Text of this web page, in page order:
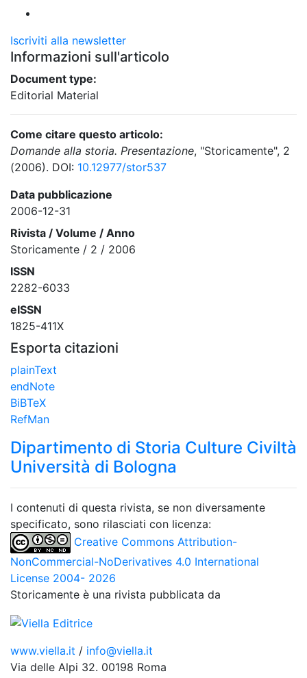
Iscriviti alla newsletter
Informazioni sull'articolo
Document type:
Editorial Material
Come citare questo articolo:
Domande alla storia. Presentazione, "Storicamente", 2
(2006). DOI: 10.12977/stor537
Data pubblicazione
2006-12-31
Rivista / Volume / Anno
Storicamente / 2 / 2006
ISSN
2282-6033
eISSN
1825-411X
Esporta citazioni
plainText
endNote
BiBTeX
RefMan
Dipartimento di Storia Culture Civiltà
Università di Bologna
I contenuti di questa rivista, se non diversamente
specificato, sono rilasciati con licenza:
Creative Commons Attribution-
NonCommercial-NoDerivatives 4.0 International
License 2004- 2026
Storicamente è una rivista pubblicata da
www.viella.it / info@viella.it
Via delle Alpi 32. 00198 Roma